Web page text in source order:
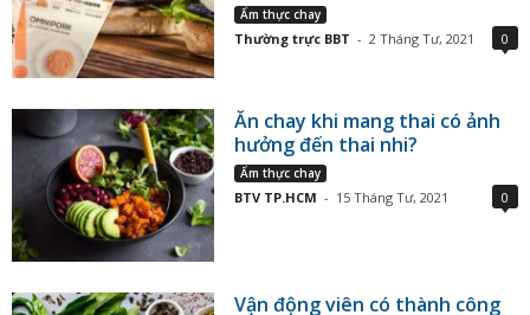
Ẩm thực chay
Thường trực BBT - 2 Tháng Tư, 2021 0
Ăn chay khi mang thai có ảnh
hưởng đến thai nhi?
Ẩm thực chay
BTV TP.HCM - 15 Tháng Tư, 2021 0
Vận động viên có thành công